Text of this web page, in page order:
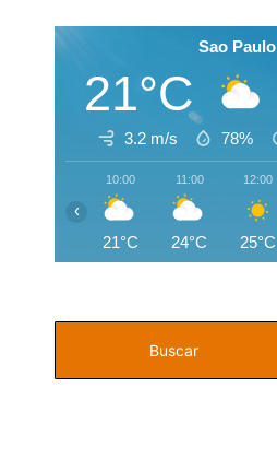
Sao Paulo
21°C
3.2 m/s 78%
10:00
21°C
11:00
24°C
12:00
25°C
‹